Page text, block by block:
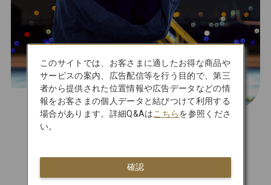
安全・安心
全社員で安全を
積み重ね、
このサイトでは、お客さまに適したお得な商品や
サービスの案内、広告配信等を行う目的で、第三
者から提供された位置情報や広告データなどの情
報をお客さまの個人データと結びつけて利用する
場合があります。詳細Q&Aはこちらを参照くださ
い。
確認